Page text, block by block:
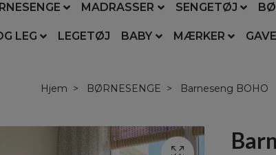
MADRASSER SENGETØJ
LEG LEGETØJ BABY MÆRKER
Hjem BØRNESENGE Barneseng BOHO